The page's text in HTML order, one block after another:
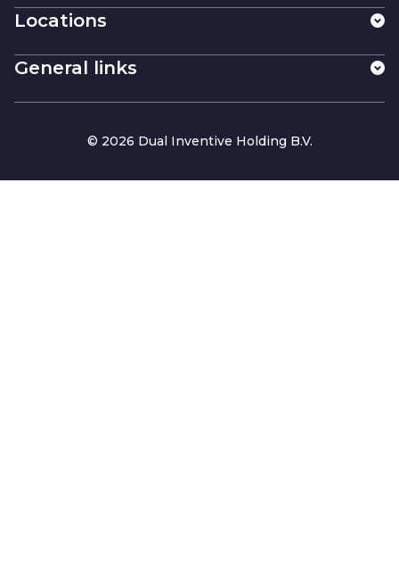
Locations
General links
© 2026 Dual Inventive Holding B.V.